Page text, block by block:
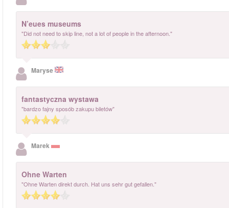
N’eues museums
"Did not need to skip line, not a lot of people in the afternoon."
Maryse
fantastyczna wystawa
"bardzo fajny sposób zakupu biletów"
Marek
Ohne Warten
"Ohne Warten direkt durch. Hat uns sehr gut gefallen."